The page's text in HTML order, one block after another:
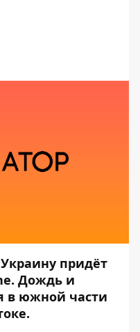
придёт
Дождь и
в южной части